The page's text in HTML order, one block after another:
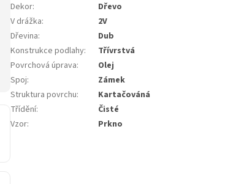
Dekor:
Dřevo
V drážka:
2V
Dřevina:
Dub
Konstrukce podlahy:
Třívrstvá
Povrchová úprava:
Olej
Spoj:
Zámek
Struktura povrchu:
Kartačováná
Třídění:
Čisté
Vzor: Prkno